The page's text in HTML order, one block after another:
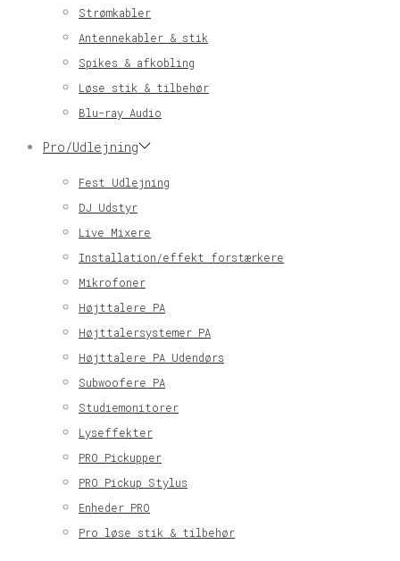
Strømkabler
Antennekabler & stik
Spikes & afkobling
Løse stik & tilbehør
Blu-ray Audio
Pro/Udlejning
Fest Udlejning
DJ Udstyr
Live Mixere
Installation/effekt forstærkere
Mikrofoner
Højttalere PA
Højttalersystemer PA
Højttalere PA Udendørs
Subwoofere PA
Studiemonitorer
Lyseffekter
PRO Pickupper
PRO Pickup Stylus
Enheder PRO
Pro løse stik & tilbehør